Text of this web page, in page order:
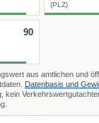
(PLZ)
90
aus amtlichen und
Datenbasis und
kein